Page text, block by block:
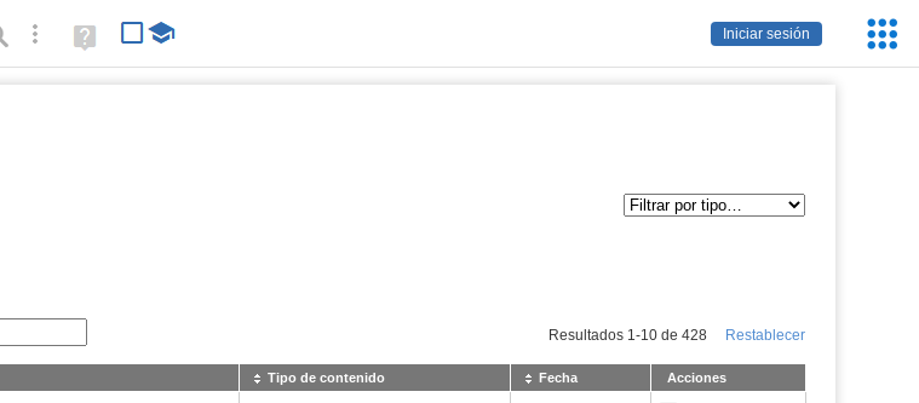
Iniciar sesión
Búsqueda avanzada
Ayuda
(en
Resultados 1 -10de 428 Restablecer
Tipo de contenido Fecha Acciones